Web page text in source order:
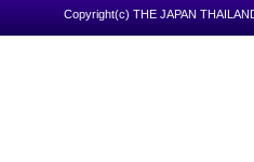
Copyright(c) THE JAPAN